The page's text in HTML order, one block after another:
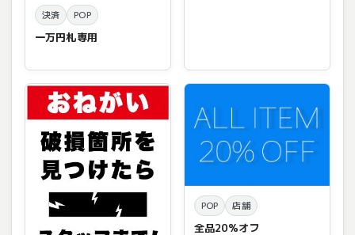
決済 POP
一万円札専用
POP 店舗
全品20%オフ